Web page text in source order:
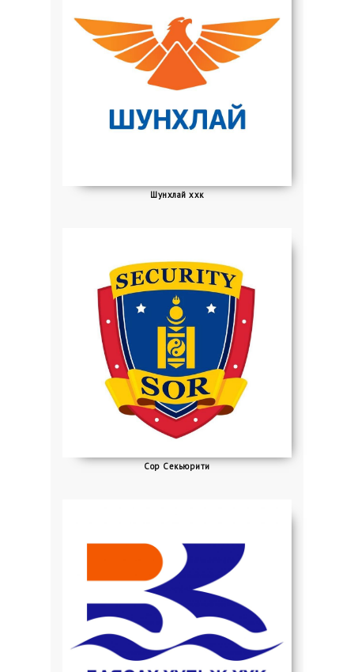
Шунхлай ххк
Сор Секьюрити